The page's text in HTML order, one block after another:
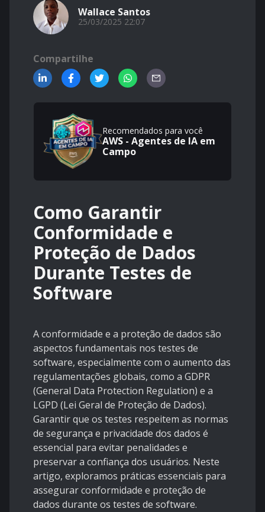
Wallace Santos
25/03/2025 22:07
Compartilhe
Recomendados para você
AWS - Agentes de IA em
Campo
Como Garantir
Conformidade e
Proteção de Dados
Durante Testes de
Software
A conformidade e a proteção de dados são
aspectos fundamentais nos testes de
software, especialmente com o aumento das
regulamentações globais, como a GDPR
(General Data Protection Regulation) e a
LGPD (Lei Geral de Proteção de Dados).
Garantir que os testes respeitem as normas
de segurança e privacidade dos dados é
essencial para evitar penalidades e
preservar a confiança dos usuários. Neste
artigo, exploramos práticas essenciais para
assegurar conformidade e proteção de
dados durante os testes de software.